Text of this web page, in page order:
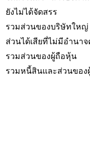
ยังไม่ได้จัดสรร
รวมส่วนของบริษัทใหญ่
ส่วนได้เสียที่ไม่มีอำนา
รวมส่วนของผู้ถือหุ้น
รวมหนี้สินและส่วนของ